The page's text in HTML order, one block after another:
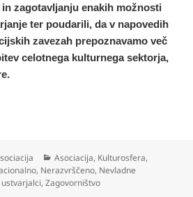
zagotavljanju enakih možnosti
ter poudarili, da v napovedih
zavezah prepoznavamo več
celotnega kulturnega sektorja,
Kategorije
Asociacija, Kulturosfera,
, Nerazvrščeno, Nevladne
,Zagovorništvo